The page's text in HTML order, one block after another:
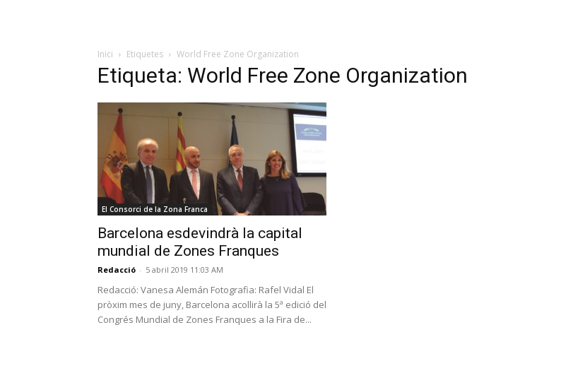
Inici Etiquetes World Free Zone Organization
Etiqueta: World Free Zone Organization
El Consorci de la Zona Franca
Barcelona esdevindrà la capital
mundial de Zones Franques
Redacció - 5 abril 2019 11:03 AM
Redacció: Vanesa Alemán Fotografia: Rafel Vidal El
pròxim mes de juny, Barcelona acollirà la 5ª edició del
Congrés Mundial de Zones Franques a la Fira de...